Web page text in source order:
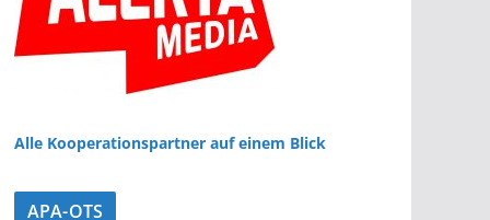
Alle Kooperationspartner auf einem Blick
APA-OTS